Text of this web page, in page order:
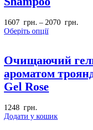
1607 грн. – 2070 грн.
Оберіть опції
Очищаючий
ароматом
Gel Rose
1248 грн.
Додати у кошик